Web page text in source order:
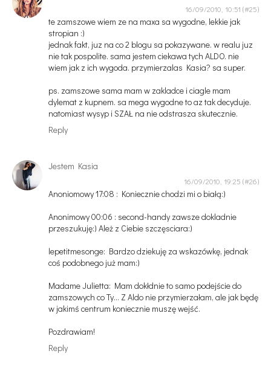
16/09/2010, 10:51
te zamszowe wiem ze na maxa sa wygodne, lekkie jak
stropian :)
jednak fakt, juz na co 2 blogu sa pokazywane. w realu juz
nie tak pospolite. sama jestem ciekawa tych ALDO. nie
wiem jak z ich wygoda. przymierzalas Kasia? sa super.
ps. zamszowe sama mam w zakladce i ciagle mam
dylemat z kupnem. sa mega wygodne to az tak decyduje.
natomiast wysyp i SZAŁ na nie odstrasza skutecznie.
Reply
Jestem Kasia
16/09/2010, 19:25
Anoniomowy 17:08 : Koniecznie chodzi mi o białą:)
Anonimowy 00:06 : second-handy zawsze dokladnie
przeszukuję:) Ależ z Ciebie szczęsciara:)
lepetitmesonge: Bardzo dziekuję za wskazówkę, jednak
coś podobnego już mam:)
Madame Julietta: Mam dokłdnie to samo podejście do
zamszowych co Ty... Z Aldo nie przymierzałam, ale jak będę
w jakimś centrum koniecznie muszę wejść.
Pozdrawiam!
Reply